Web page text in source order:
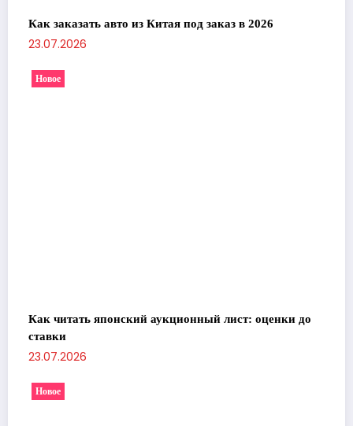
Как заказать авто из Китая под заказ в 2026
23.07.2026
Новое
Как читать японский аукционный лист: оценки до
ставки
23.07.2026
Новое